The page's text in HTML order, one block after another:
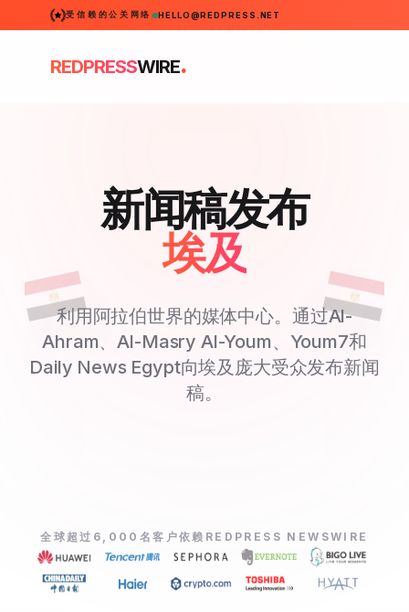
受信赖的公关网络 HELLO@REDPRESS.NET
REDPRESSWIRE.
新闻稿发布
埃及
利用阿拉伯世界的媒体中心。通过Al-
Ahram、Al-Masry Al-Youm、Youm7和
Daily News Egypt向埃及庞大受众发布新闻
稿。
全球超过6,000名客户依赖REDPRESS NEWSWIRE